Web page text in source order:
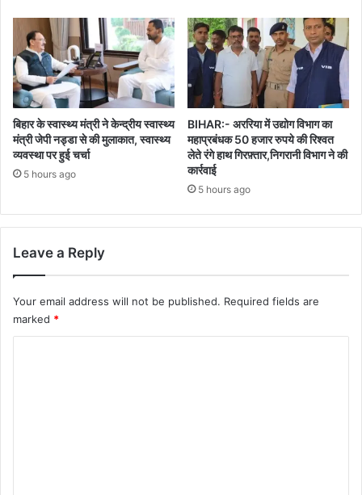
बिहार के स्वास्थ्य मंत्री ने केन्द्रीय स्वास्थ्य
मंत्री जेपी नड्डा से की मुलाकात, स्वास्थ्य
व्यवस्था पर हुई चर्चा
5 hours ago
BIHAR:- अररिया में उद्योग विभाग का
महाप्रबंधक 50 हजार रुपये की रिश्वत
लेते रंगे हाथ गिरफ़्तार,निगरानी विभाग ने की
कार्रवाई
5 hours ago
Leave a Reply
Your email address will not be published. Required fields are
marked *